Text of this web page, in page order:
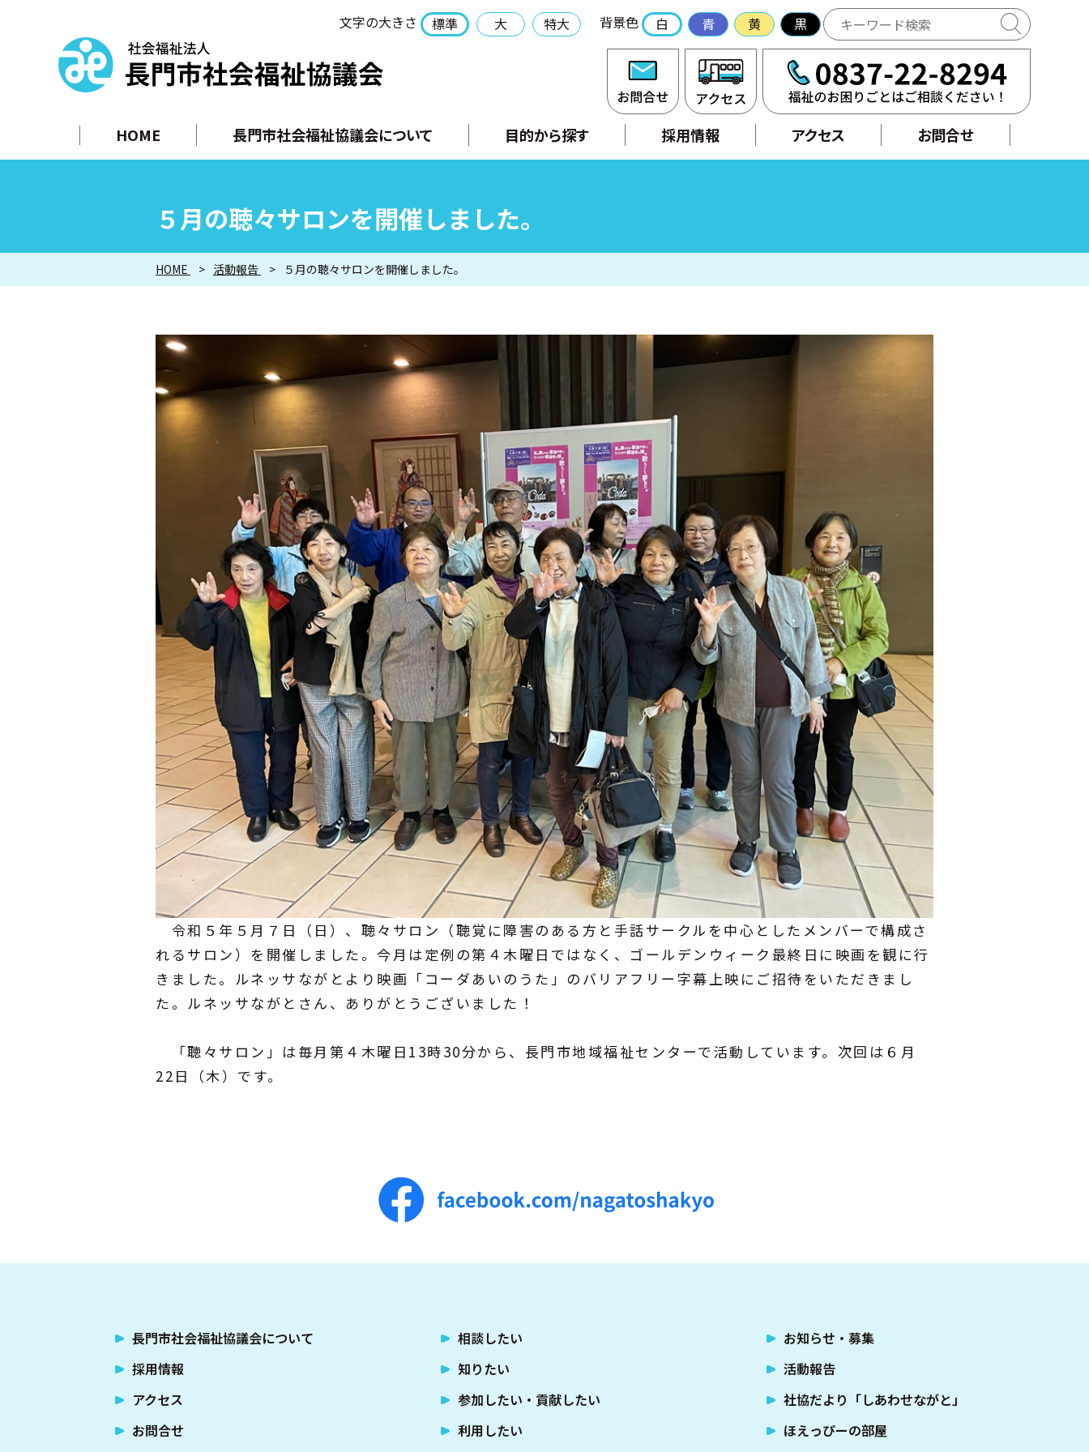
社会福祉法人 長門市社会福祉協議会
文字の大きさ 標準 大 特大 背景色 白 青 黄 黒
お問合せ アクセス
HOME 長門市社会福祉協議会について 目的から探す 採用情報 アクセス お問合せ
５月の聴々サロンを開催しました。
HOME 活動報告 ５月の聴々サロンを開催しました。
令和５年５月７日（日）、聴々サロン（聴覚に障害のある方と手話サークルを中心としたメンバーで構成さ
れるサロン）を開催しました。今月は定例の第４木曜日ではなく、ゴールデンウィーク最終日に映画を観に行
きました。ルネッサながとより映画「コーダあいのうた」のバリアフリー字幕上映にご招待をいただきまし
た。ルネッサながとさん、ありがとうございました！
「聴々サロン」は毎月第４木曜日13時30分から、長門市地域福祉センターで活動しています。次回は６月
22日（木）です。
長門市社会福祉協議会について
採用情報
アクセス
お問合せ
相談したい
知りたい
参加したい・貢献したい
利用したい
お知らせ・募集
活動報告
社協だより「しあわせながと」
ほえっぴーの部屋